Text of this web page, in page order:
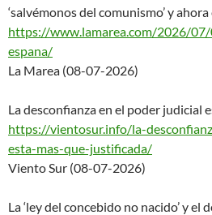
‘salvémonos del comunismo’ y
https://www.lamarea.com/2026/07/
espana/
La Marea (08-07-2026)
La desconfianza en el poder judicial
https://vientosur.info/la-desc
esta-mas-que-justificada/
Viento Sur (08-07-2026)
La ‘ley del concebido no nacido’ y el